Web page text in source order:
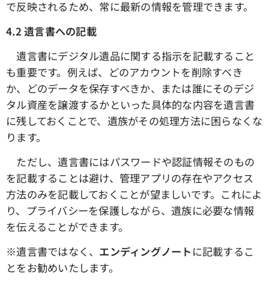
で反映されるため、常に最新の情報を管理できます。
4.2遺言書への記載
遺言書にデジタル遺品に関する指示を記載すること
も重要です。例えば、どのアカウントを削除すべき
か、どのデータを保存すべきか、または誰にそのデジ
タル資産を譲渡するかといった具体的な内容を遺言書
に残しておくことで、遺族がその処理方法に困らなくな
ります。
ただし、遺言書にはパスワードや認証情報そのもの
を記載することは避け、管理アプリの存在やアクセス
方法のみを記載しておくことが望ましいです。これによ
り、プライバシーを保護しながら、遺族に必要な情報
を伝えることができます。
※遺言書ではなく、 エンディングノート に記載するこ
とをお勧めいたします。